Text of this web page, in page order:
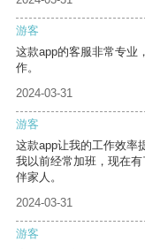
游客
这款app的客服非常专业
作。
2024-03-31
游客
这款app让我的工作效率
我以前经常加班，现在
伴家人。
2024-03-31
游客